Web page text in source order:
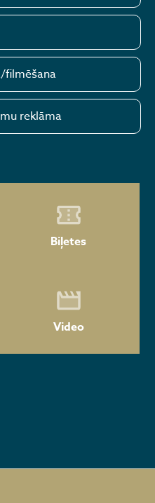
filmēšana
reklāma
Biļetes
Video